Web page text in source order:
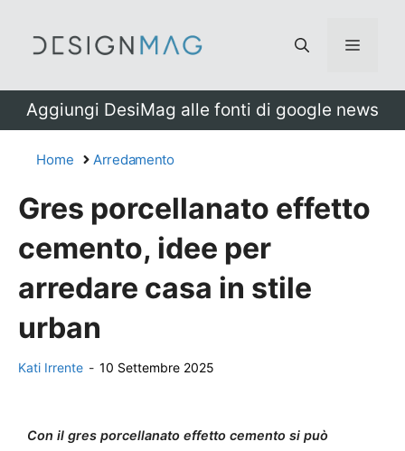
Menu
Aggiungi DesiMag alle fonti di google news
Home Arredamento
Gres porcellanato effetto
cemento, idee per
arredare casa in stile
urban
Kati Irrente - 10 Settembre 2025
Con il gres porcellanato effetto cemento si può